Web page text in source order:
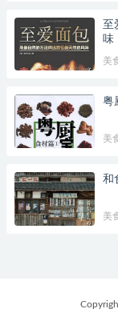
至
味
美
粤
美
和
美